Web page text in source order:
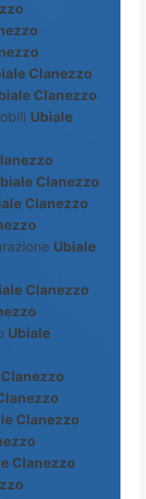
Clanezzo
Clanezzo
Ubiale
Clanezzo
Clanezzo
Ubiale
Clanezzo
Ubiale
Clanezzo
Clanezzo